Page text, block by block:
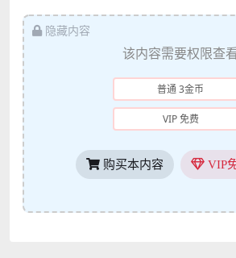
隐藏内容
该内容需要权限查
普通 3金币
VIP 免费
购买本内容 VIP